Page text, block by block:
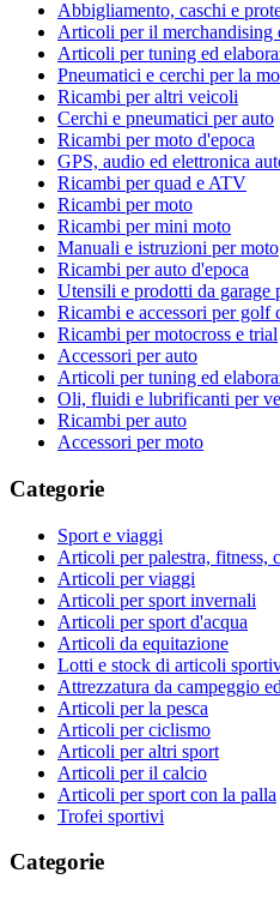
Abbigliamento, caschi e
Articoli per il merchandising
Articoli per tuning ed
Pneumatici e cerchi per la
Ricambi per altri veicoli
Cerchi e pneumatici per auto
Ricambi per moto d'epoca
GPS, audio ed elettronica
Ricambi per quad e ATV
Ricambi per moto
Ricambi per mini moto
Manuali e istruzioni per moto
Ricambi per auto d'epoca
Utensili e prodotti da garage
Ricambi e accessori per golf
Ricambi per motocross e trial
Accessori per auto
Articoli per tuning ed
Oli, fluidi e lubrificanti per
Ricambi per auto
Accessori per moto
Categorie
Sport e viaggi
Articoli per palestra, fitness,
Articoli per viaggi
Articoli per sport invernali
Articoli per sport d'acqua
Articoli da equitazione
Lotti e stock di articoli
Attrezzatura da campeggio
Articoli per la pesca
Articoli per ciclismo
Articoli per altri sport
Articoli per il calcio
Articoli per sport con la palla
Trofei sportivi
Categorie